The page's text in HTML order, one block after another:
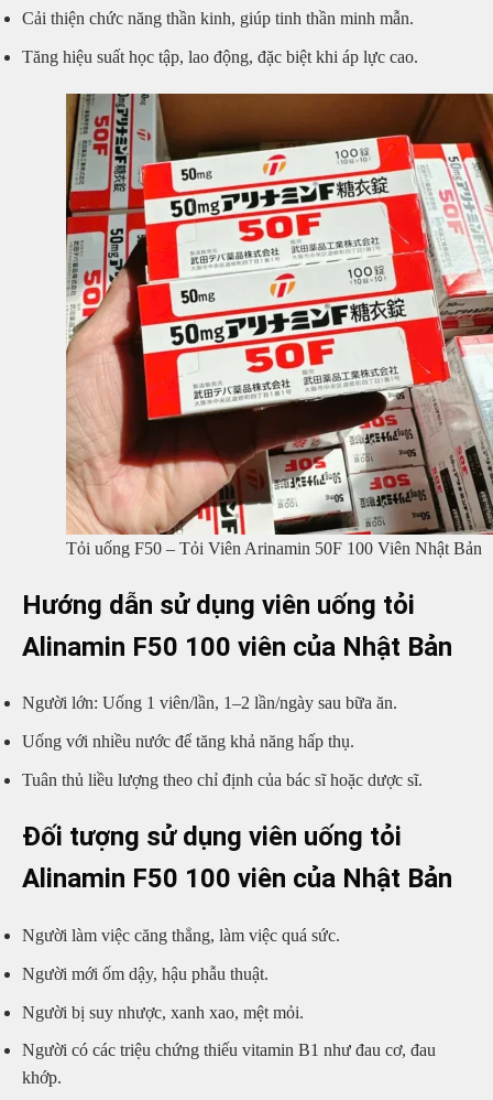
Cải thiện chức năng thần kinh, giúp tinh thần minh mẫn.
Tăng hiệu suất học tập, lao động, đặc biệt khi áp lực cao.
Tỏi uống F50 – Tỏi Viên Arinamin 50F 100 Viên Nhật Bản
Hướng dẫn sử dụng viên uống tỏi
Alinamin F50 100 viên của Nhật Bản
Người lớn: Uống 1 viên/lần, 1–2 lần/ngày sau bữa ăn.
Uống với nhiều nước để tăng khả năng hấp thụ.
Tuân thủ liều lượng theo chỉ định của bác sĩ hoặc dược sĩ.
Đối tượng sử dụng viên uống tỏi
Alinamin F50 100 viên của Nhật Bản
Người làm việc căng thẳng, làm việc quá sức.
Người mới ốm dậy, hậu phẫu thuật.
Người bị suy nhược, xanh xao, mệt mỏi.
Người có các triệu chứng thiếu vitamin B1 như đau cơ, đau
khớp.